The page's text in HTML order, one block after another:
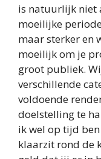
is natuurlijk niet
moeilijke
maar sterker en
moeilijk om je
groot publiek.
verschillende
voldoende
doelstelling te
ik wel op tijd
klaarzit rond de